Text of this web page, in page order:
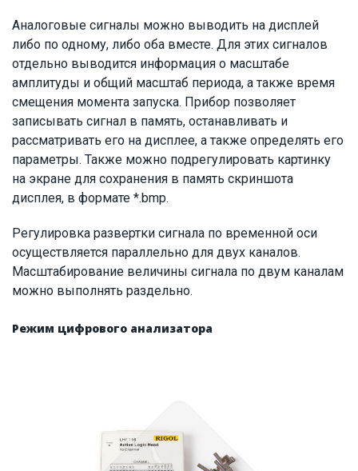
Аналоговые сигналы можно выводить на дисплей
либо по одному, либо оба вместе. Для этих сигналов
отдельно выводится информация о масштабе
амплитуды и общий масштаб периода, а также время
смещения момента запуска. Прибор позволяет
записывать сигнал в память, останавливать и
рассматривать его на дисплее, а также определять его
параметры. Также можно подрегулировать картинку
на экране для сохранения в память скриншота
дисплея, в формате *.bmp.
Регулировка развертки сигнала по временной оси
осуществляется параллельно для двух каналов.
Масштабирование величины сигнала по двум каналам
можно выполнять раздельно.
Режим цифрового анализатора